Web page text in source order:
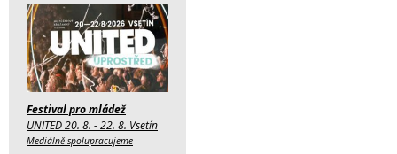
Festival pro mládež
UNITED 20. 8. - 22. 8. Vsetín
Mediálně spolupracujeme